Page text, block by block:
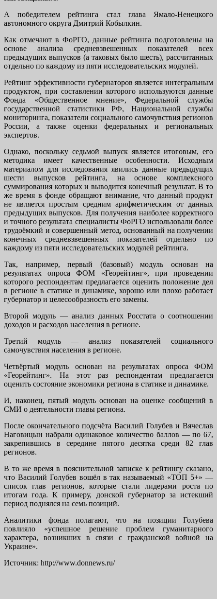
А победителем рейтинга стал глава Ямало-Ненецкого
автономного округа Дмитрий Кобылкин.
Как отмечают в ФоРГО, данные рейтинга подготовлены на
основе анализа средневзвешенных показателей всех
предыдущих выпусков (а таковых было шесть), рассчитанных
отдельно по каждому из пяти исследовательских модулей.
Рейтинг эффективности губернаторов является интегральным
продуктом, при составлении которого используются данные
Фонда «Общественное мнение», Федеральной службы
государственной статистики РФ, Национальной службы
мониторинга, показатели социального самочувствия регионов
России, а также оценки федеральных и региональных
экспертов.
Однако, поскольку седьмой выпуск является итоговым, его
методика имеет качественные особенности. Исходным
материалом для исследования явились данные предыдущих
шести выпусков рейтинга, на основе комплексного
суммирования которых и выводится конечный результат. В то
же время в фонде обращают внимание, что данный продукт
не является простым средним арифметическим от данных
предыдущих выпусков. Для получения наиболее корректного
и точного результата специалисты ФоРГО использовали более
трудоёмкий и совершенный метод, основанный на получении
конечных средневзвешенных показателей отдельно по
каждому из пяти исследовательских модулей рейтинга.
Так, например, первый (базовый) модуль основан на
результатах опроса ФОМ «Георейтинг», при проведении
которого респондентам предлагается оценить положение дел
в регионе в статике и динамике, хорошо или плохо работает
губернатор и целесообразность его замены.
Второй модуль — анализ данных Росстата о соотношении
доходов и расходов населения в регионе.
Третий модуль — анализ показателей социального
самочувствия населения в регионе.
Четвёртый модуль основан на результатах опроса ФОМ
«Георейтинг». На этот раз респондентам предлагается
оценить состояние экономики региона в статике и динамике.
И, наконец, пятый модуль основан на оценке сообщений в
СМИ о деятельности главы региона.
После окончательного подсчёта Василий Голубев и Вячеслав
Наговицын набрали одинаковое количество баллов — по 67,
закрепившись в середине пятого десятка среди 82 глав
регионов.
В то же время в пояснительной записке к рейтингу сказано,
что Василий Голубев вошёл в так называемый «ТОП 5+» —
список глав регионов, которые стали лидерами роста по
итогам года. К примеру, донской губернатор за истекший
период поднялся на семь позиций.
Аналитики фонда полагают, что на позиции Голубева
повлияло «успешное решение проблем гуманитарного
характера, возникших в связи с гражданской войной на
Украине».
Источник: http://www.donnews.ru/